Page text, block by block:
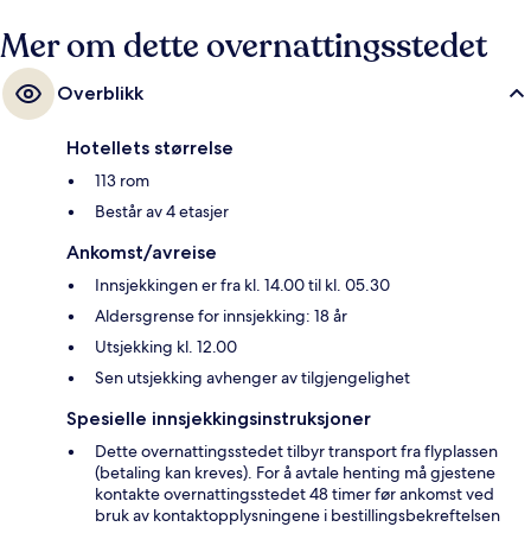
Mer om dette overnattingsstedet
Overblikk
Hotellets størrelse
113 rom
Består av 4 etasjer
Ankomst/avreise
Innsjekkingen er fra kl. 14.00 til kl. 05.30
Aldersgrense for innsjekking: 18 år
Utsjekking kl. 12.00
Sen utsjekking avhenger av tilgjengelighet
Spesielle innsjekkingsinstruksjoner
Dette overnattingsstedet tilbyr transport fra flyplassen
(betaling kan kreves). For å avtale henting må gjestene
kontakte overnattingsstedet 48 timer før ankomst ved
bruk av kontaktopplysningene i bestillingsbekreftelsen